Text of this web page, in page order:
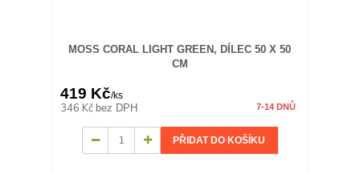
MOSS CORAL LIGHT GREEN, DÍLEC 50 X 50
CM
419 Kč/ks
346 Kč bez DPH 7-14 DNŮ
PŘIDAT DO KOŠÍKU